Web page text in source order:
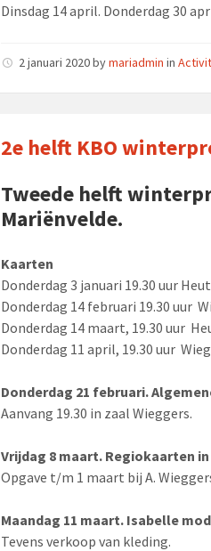
Dinsdag 14 april. Donderdag 30
2 januari 2020bymariadmin in
2e helft KBO
Tweede helft
Mariënvelde.
Kaarten
Donderdag 3 januari 19.30 uur
Donderdag 14 februari 19.30 uur
Donderdag 14 maart, 19.30 uur
Donderdag 11 april, 19.30 uur
Donderdag 21 februari.
Aanvang 19.30 in zaal Wieggers.
Vrijdag 8 maart. Regiokaarten
Opgave t/m 1 maart bij A.
Maandag 11 maart. Isabelle
Tevens verkoop van kleding.